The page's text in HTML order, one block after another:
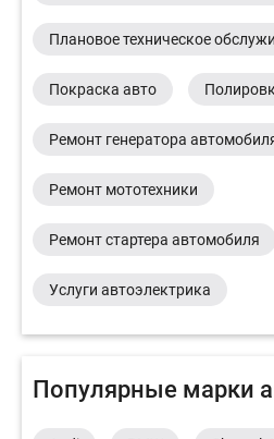
Плановое техническое
Покраска авто
Ремонт генератора
Ремонт мототехники
Ремонт стартера автомобиля
Услуги автоэлектрика
Популярные марки